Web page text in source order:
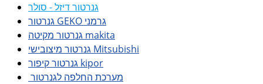
גנרטור דיזל - סולר
גנרטור GEKO גרמני
גנרטור מקיטה makita
גנרטור מיצובישי Mitsubishi
גנרטור קיפור kipor
מערכת החלפה לגנרטור